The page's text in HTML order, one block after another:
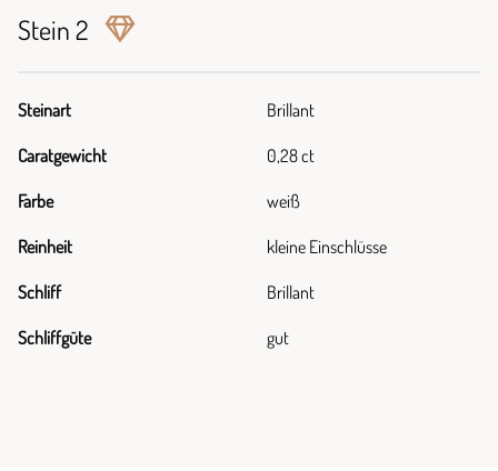
Stein 2
Steinart Brillant
Caratgewicht 0,28 ct
Farbe weiß
Reinheit kleine Einschlüsse
Schliff Brillant
Schliffgüte gut